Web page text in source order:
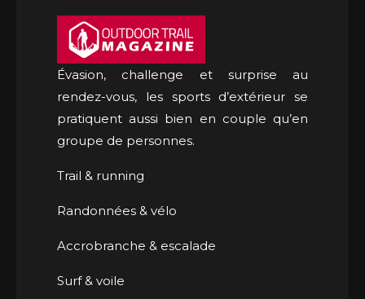
Évasion, challenge et surprise au
rendez-vous, les sports d’extérieur se
pratiquent aussi bien en couple qu’en
groupe de personnes.
Trail & running
Randonnées & vélo
Accrobranche & escalade
Surf & voile